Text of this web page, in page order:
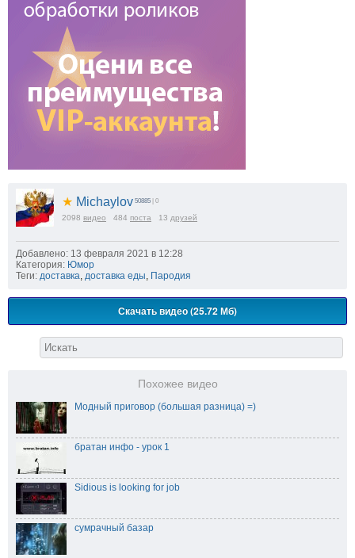
★ Michaylov 50885 | 0
2098 видео 484 поста 13 друзей
Добавлено: 13 февраля 2021 в 12:28
Категория: Юмор
Теги: доставка, доставка еды, Пародия
Скачать видео (25.72 Мб)
Похожее видео
Модный приговор (большая разница) =)
братан инфо - урок 1
Sidious is looking for job
сумрачный базар